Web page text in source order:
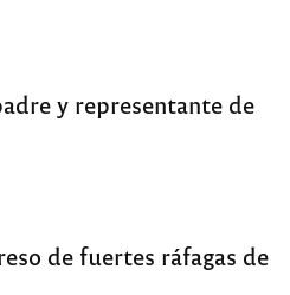
y representante de
de fuertes ráfagas de